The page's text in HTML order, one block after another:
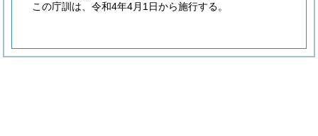
この庁訓は、令和4年4月1日から施行する。